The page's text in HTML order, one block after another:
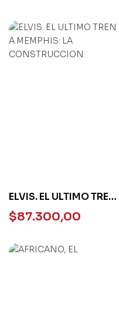
ELVIS. EL ULTIMO TREN
A MEMPHIS: LA
CONSTRUCCION
$87.300,00